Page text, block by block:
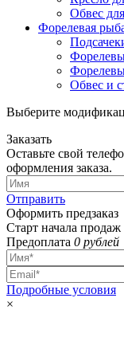
Обвес
Форелевая
Обвес и
Выберите
Заказать
Оставьте свой
оформления заказа.
Отправить
Оформить предзаказ
Старт начала продаж
Предоплата 0 рублей
Подробные условия
×